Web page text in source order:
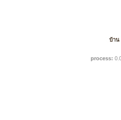
บ้าน
process: